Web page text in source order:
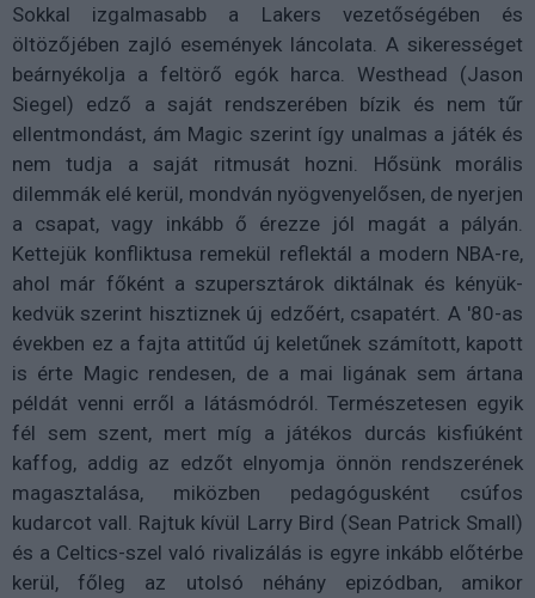
Sokkal izgalmasabb a Lakers vezetőségében és
öltözőjében zajló események láncolata. A sikerességet
beárnyékolja a feltörő egók harca. Westhead (Jason
Siegel) edző a saját rendszerében bízik és nem tűr
ellentmondást, ám Magic szerint így unalmas a játék és
nem tudja a saját ritmusát hozni. Hősünk morális
dilemmák elé kerül, mondván nyögvenyelősen, de nyerjen
a csapat, vagy inkább ő érezze jól magát a pályán.
Kettejük konfliktusa remekül reflektál a modern NBA-re,
ahol már főként a szupersztárok diktálnak és kényük-
kedvük szerint hisztiznek új edzőért, csapatért. A '80-as
években ez a fajta attitűd új keletűnek számított, kapott
is érte Magic rendesen, de a mai ligának sem ártana
példát venni erről a látásmódról. Természetesen egyik
fél sem szent, mert míg a játékos durcás kisfiúként
kaffog, addig az edzőt elnyomja önnön rendszerének
magasztalása, miközben pedagógusként csúfos
kudarcot vall. Rajtuk kívül Larry Bird (Sean Patrick Small)
és a Celtics-szel való rivalizálás is egyre inkább előtérbe
kerül, főleg az utolsó néhány epizódban, amikor